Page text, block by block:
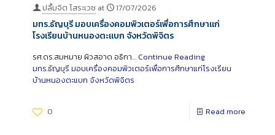
ปลื้มจิต โสระเวช at 17/07/2026
มทร.ธัญบุรี มอบเครื่องคอมพิวเตอร์เพื่อการศึกษาแก่
โรงเรียนบ้านหนองตะแบก จังหวัดพิจิตร
รศ.ดร.สมหมาย ผิวสอาด อธิกา… Continue Reading
มทร.ธัญบุรี มอบเครื่องคอมพิวเตอร์เพื่อการศึกษาแก่โรงเรียน
บ้านหนองตะแบก จังหวัดพิจิตร
0 Read more